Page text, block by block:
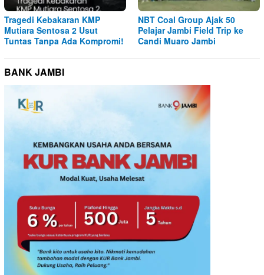
Tragedi Kebakaran KMP
Mutiara Sentosa 2 Usut
Tuntas Tanpa Ada Kompromi!
NBT Coal Group Ajak 50
Pelajar Jambi Field Trip ke
Candi Muaro Jambi
BANK JAMBI